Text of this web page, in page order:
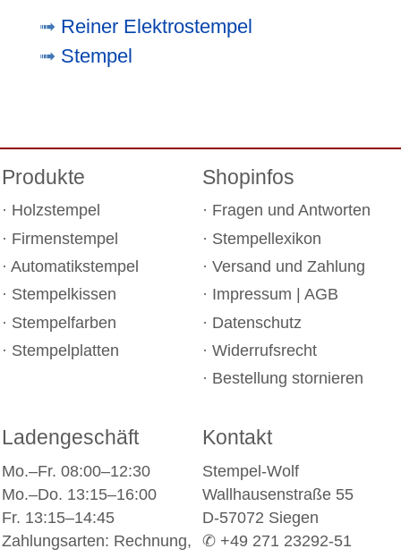
Reiner Elektrostempel
Stempel
Produkte
Holzstempel
Firmenstempel
Automatikstempel
Stempelkissen
Stempelfarben
Stempelplatten
Shopinfos
Fragen und Antworten
Stempellexikon
Versand und Zahlung
Impressum
AGB
Datenschutz
Widerrufsrecht
Bestellung stornieren
Ladengeschäft
Mo.–Fr. 08:00–12:30
Mo.–Do. 13:15–16:00
Fr. 13:15–14:45
Zahlungsarten: Rechnung,
Kontakt
Stempel-Wolf
Wallhausenstraße 55
D-57072 Siegen
✆ +49 271 23292-51